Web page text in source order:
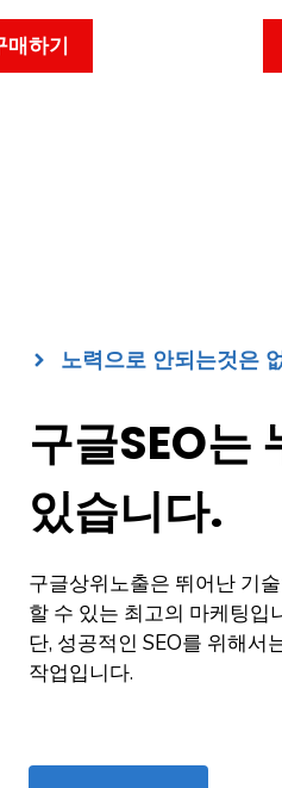
가
격:
₩990,000.
가
₩49,000.
매하기
노력으로 안되는것은
구글SEO는
있습니다.
구글상위노출은 뛰어난 기
할 수 있는 최고의 마케팅입
단, 성공적인 SEO를 위해서
작업입니다.